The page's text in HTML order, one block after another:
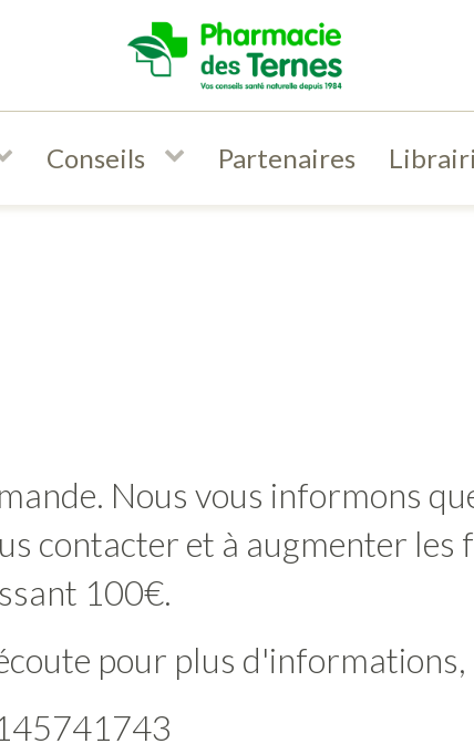
Conseils Partenaires
Nous vous informons
contacter et à augmenter les
100€.
pour plus d'informations,